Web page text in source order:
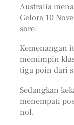
Australia
Gelora 10
sore.
Kemenangan
memimpin
tiga poin dari
Sedangkan
menempati
nol.